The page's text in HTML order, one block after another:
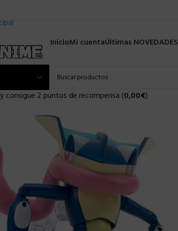
InicioMi cuentaÚltimas NOVEDADES
consigue 2 puntos de recompensa (0,00€)